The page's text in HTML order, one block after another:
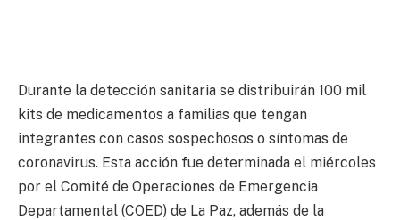
Durante la detección sanitaria se distribuirán 100 mil
kits de medicamentos a familias que tengan
integrantes con casos sospechosos o síntomas de
coronavirus. Esta acción fue determinada el miércoles
por el Comité de Operaciones de Emergencia
Departamental (COED) de La Paz, además de la